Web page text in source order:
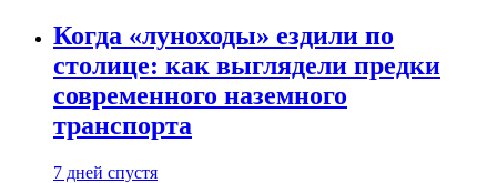
Когда «луноходы» ездили по
столице: как выглядели предки
современного наземного
транспорта
7 дней спустя